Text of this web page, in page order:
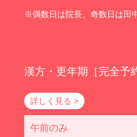
※偶数日は院長、奇数日は田
漢方・更年期［完全
詳しく見る >
午前のみ